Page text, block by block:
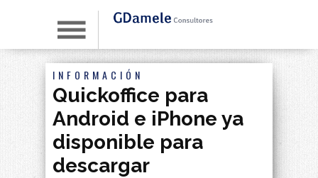
INFORMACIÓN
Quickoffice para
Android e iPhone ya
disponible para
descargar